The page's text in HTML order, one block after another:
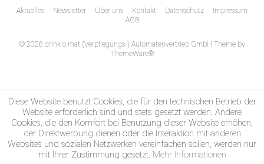
Aktuelles Newsletter Über uns Kontakt Datenschutz
Impressum
AGB
© 2026 drink o mat (Verpflegungs-) Automatenvertrieb GmbH Theme by
ThemeWare®
Diese Website benutzt Cookies, die für den technischen Betrieb der
Website erforderlich sind und stets gesetzt werden. Andere
Cookies, die den Komfort bei Benutzung dieser Website erhöhen,
der Direktwerbung dienen oder die Interaktion mit anderen
Websites und sozialen Netzwerken vereinfachen sollen, werden nur
mit Ihrer Zustimmung gesetzt. Mehr Informationen